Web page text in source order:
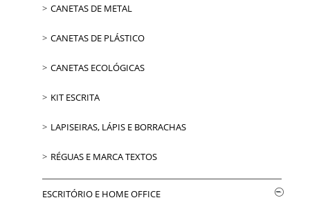
CANETAS DE METAL
CANETAS DE PLÁSTICO
CANETAS ECOLÓGICAS
KIT ESCRITA
LAPISEIRAS, LÁPIS E BORRACHAS
RÉGUAS E MARCA TEXTOS
ESCRITÓRIO E HOME OFFICE